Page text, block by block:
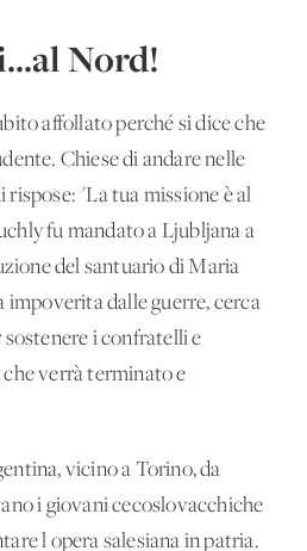
Nord!
affollato perché si dice che
Chiese di andare nelle
rispose: "La tua missione è al
fu mandato a Ljubljana a
del santuario di Maria
dalle guerre, cerca
i confratelli e
verrà terminato e
vicino a Torino, da
i giovani cecoslovacchiche
l'opera salesiana in patria.